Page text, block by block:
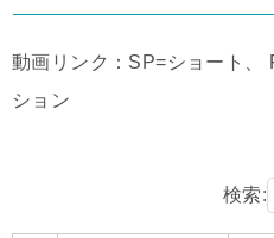
動画リンク：SP=ショート、
ション
検索: